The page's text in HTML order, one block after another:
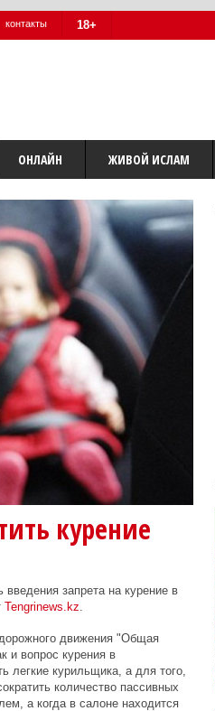
контакты 18+
ОНЛАЙН ЖИВОЙ ИСЛАМ
курение
запрета на курение в
Tengrinews.kz
движения "Общая
и вопрос курения в
легкие курильщика, а для того,
количество пассивных
а когда в салоне находится